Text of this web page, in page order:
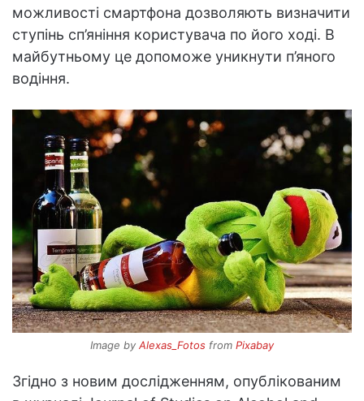
можливості смартфона дозволяють визначити
ступінь сп’яніння користувача по його ході. В
майбутньому це допоможе уникнути п’яного
водіння.
Image by Alexas_Fotos from Pixabay
Згідно з новим дослідженням, опублікованим